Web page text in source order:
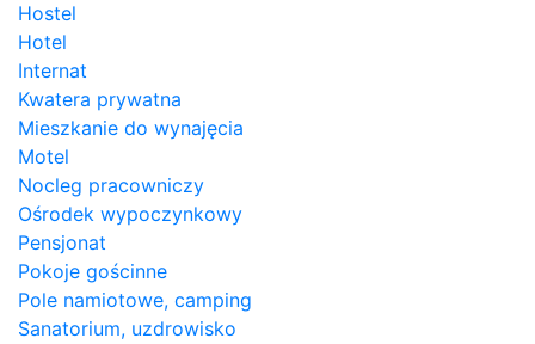
Hostel
Hotel
Internat
Kwatera prywatna
Mieszkanie do wynajęcia
Motel
Nocleg pracowniczy
Ośrodek wypoczynkowy
Pensjonat
Pokoje gościnne
Pole namiotowe, camping
Sanatorium, uzdrowisko